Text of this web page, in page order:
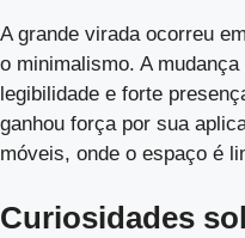
A grande virada ocorreu
o minimalismo. A
legibilidade e forte
ganhou força por sua
móveis, onde o espaço é
Curiosidades